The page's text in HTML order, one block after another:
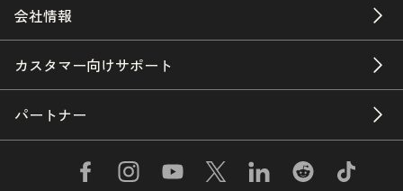
会社情報
カスタマー向けサポート
パートナー